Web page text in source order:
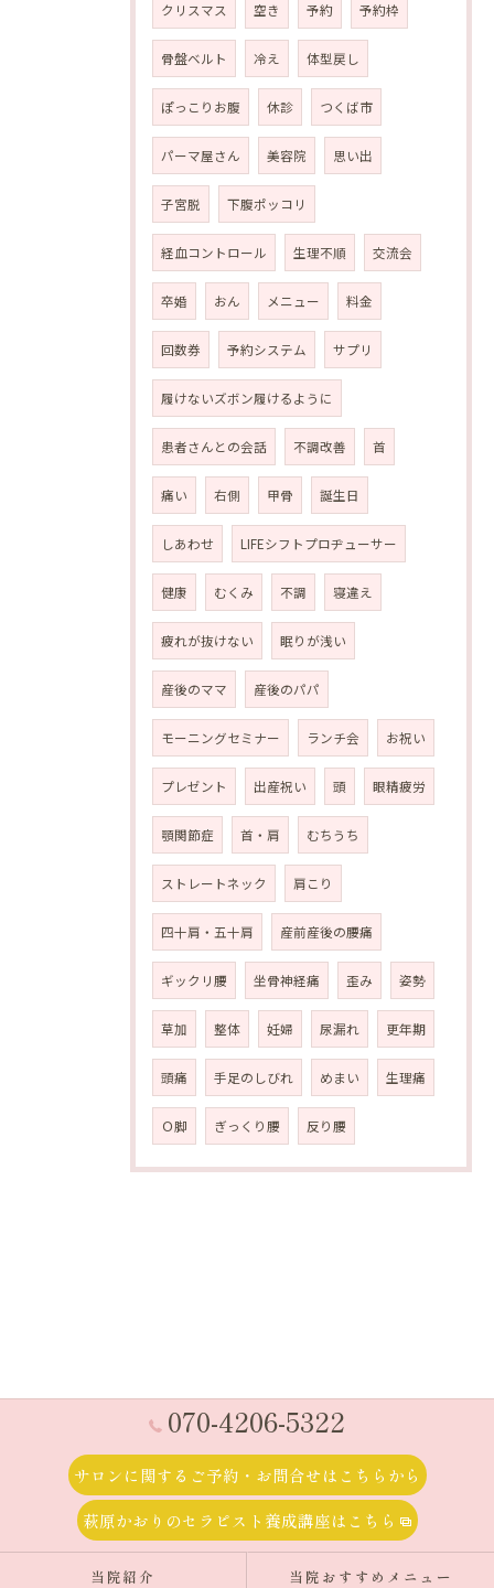
クリスマス 空き 予約 予約枠
骨盤ベルト 冷え 体型戻し
ぽっこりお腹 休診 つくば市
パーマ屋さん 美容院 思い出
子宮脱 下腹ポッコリ
経血コントロール 生理不順 交流会
卒婚 おん メニュー 料金
回数券 予約システム サプリ
履けないズボン履けるように
患者さんとの会話 不調改善 首
痛い 右側 甲骨 誕生日
しあわせ LIFEシフトプロヂューサー
健康 むくみ 不調 寝違え
疲れが抜けない 眠りが浅い
産後のママ 産後のパパ
モーニングセミナー ランチ会 お祝い
プレゼント 出産祝い 頭 眼精疲労
顎関節症 首・肩 むちうち
ストレートネック 肩こり
四十肩・五十肩 産前産後の腰痛
ギックリ腰 坐骨神経痛 歪み 姿勢
草加 整体 妊婦 尿漏れ 更年期
頭痛 手足のしびれ めまい 生理痛
Ｏ脚 ぎっくり腰 反り腰
070-4206-5322
サロンに関するご予約・お問合せはこちらから
萩原かおりのセラピスト養成講座はこちら
当院紹介 当院おすすめメニュー